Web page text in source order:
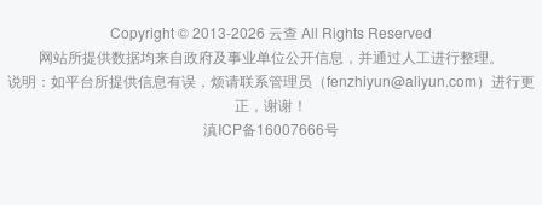
Copyright © 2013-2026 云查 All Rights Reserved
网站所提供数据均来自政府及事业单位公开信息，并通过人工进行整理。
说明：如平台所提供信息有误，烦请联系管理员（fenzhiyun@aliyun.com）进行更
正，谢谢！
滇ICP备16007666号